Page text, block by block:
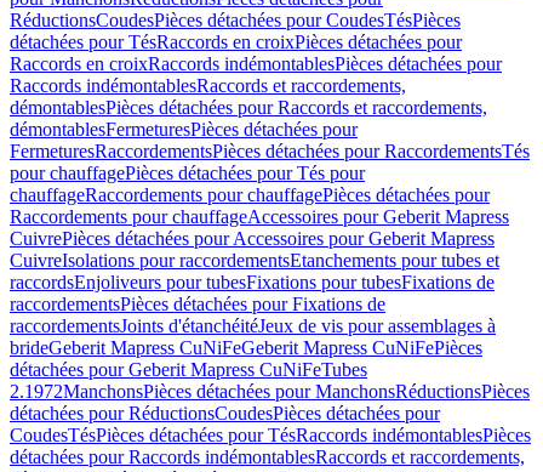
RéductionsCoudesPièces détachées pour CoudesTésPièces
détachées pour TésRaccords en croixPièces détachées pour
Raccords en croixRaccords indémontablesPièces détachées pour
Raccords indémontablesRaccords et raccordements,
démontablesPièces détachées pour Raccords et raccordements,
démontablesFermeturesPièces détachées pour
FermeturesRaccordementsPièces détachées pour RaccordementsTés
pour chauffagePièces détachées pour Tés pour
chauffageRaccordements pour chauffagePièces détachées pour
Raccordements pour chauffageAccessoires pour Geberit Mapress
CuivrePièces détachées pour Accessoires pour Geberit Mapress
CuivreIsolations pour raccordementsEtanchements pour tubes et
raccordsEnjoliveurs pour tubesFixations pour tubesFixations de
raccordementsPièces détachées pour Fixations de
raccordementsJoints d'étanchéitéJeux de vis pour assemblages à
brideGeberit Mapress CuNiFeGeberit Mapress CuNiFePièces
détachées pour Geberit Mapress CuNiFeTubes
2.1972ManchonsPièces détachées pour ManchonsRéductionsPièces
détachées pour RéductionsCoudesPièces détachées pour
CoudesTésPièces détachées pour TésRaccords indémontablesPièces
détachées pour Raccords indémontablesRaccords et raccordements,